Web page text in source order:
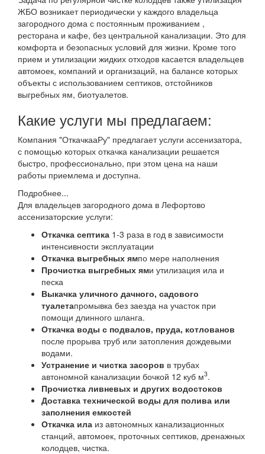
ЖБО возникает периодически у каждого владельца
загородного дома с постоянным проживанием ,
ресторана и кафе, без центральной канализации. Это для
комфорта и безопасных условий для жизни. Кроме того
прием и утилизации жидких отходов касается владельцев
автомоек, компаний и организаций, на балансе которых
объекты с использованием септиков, отстойников
выгребных ям, биотуалетов.
Какие услуги мы предлагаем:
Компания "ОткачкааРу" предлагает услуги ассенизатора,
с помощью которых откачка канализации решается
быстро, профессионально, при этом цена на наши
работы приемлема и доступна.
Подробнее...
Для владельцев загородного дома в Лефортово
ассенизаторские услуги:
Откачка септика 1-3 раза в год в зависимости
интенсивности эксплуатации
Откачка выгребных ямпо мере наполнения
Прочистка выгребных ями утилизация ила и
песка
Выкачка уличного дачного, садового
туалетапромывка без заезда на участок при
помощи длинного шланга.
Откачка воды с подвалов, пруда, котлованов
после прорыва труб или затопления дождевыми
водами.
Устранение и чистка засоров в трубах
автономной канализации бочкой 12 куб м3.
Прочистка ливневых и других водостоков
Доставка технической воды для полива или
заполнения емкостей
Откачка ила из автономных канализационных
станций, автомоек, проточных септиков, дренажных
колодцев, чистка.